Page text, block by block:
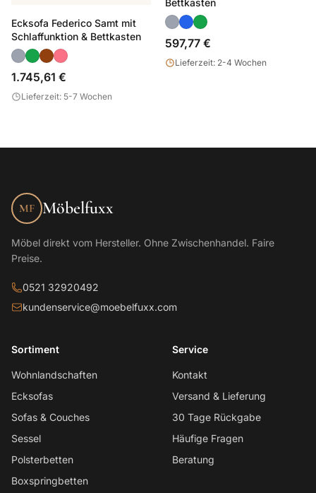
Ecksofa Federico Samt mit
Schlaffunktion & Bettkasten
1.745,61 €
Lieferzeit: 5-7 Wochen
Bettkasten
597,77 €
Lieferzeit: 2-4 Wochen
MF Möbelfuxx
Möbel direkt vom Hersteller. Ohne Zwischenhandel. Faire
Preise.
0521 32920492
kundenservice@moebelfuxx.com
Sortiment
Wohnlandschaften
Ecksofas
Sofas & Couches
Sessel
Polsterbetten
Boxspringbetten
Service
Kontakt
Versand & Lieferung
30 Tage Rückgabe
Häufige Fragen
Beratung